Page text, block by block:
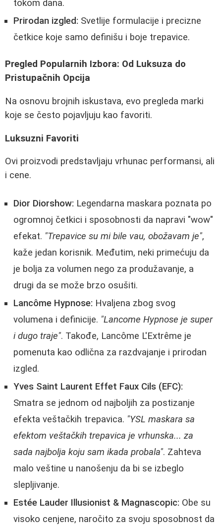
tokom dana.
Prirodan izgled: Svetlije formulacije i precizne
četkice koje samo definišu i boje trepavice.
Pregled Popularnih Izbora: Od Luksuza do
Pristupačnih Opcija
Na osnovu brojnih iskustava, evo pregleda marki
koje se često pojavljuju kao favoriti.
Luksuzni Favoriti
Ovi proizvodi predstavljaju vrhunac performansi, ali
i cene.
Dior Diorshow: Legendarna maskara poznata po
ogromnoj četkici i sposobnosti da napravi "wow"
efekat. "Trepavice su mi bile vau, obožavam je",
kaže jedan korisnik. Međutim, neki primećuju da
je bolja za volumen nego za produžavanje, a
drugi da se može brzo osušiti.
Lancôme Hypnose: Hvaljena zbog svog
volumena i definicije. "Lancome Hypnose je super
i dugo traje". Takođe, Lancôme L'Extrême je
pomenuta kao odlična za razdvajanje i prirodan
izgled.
Yves Saint Laurent Effet Faux Cils (EFC):
Smatra se jednom od najboljih za postizanje
efekta veštačkih trepavica. "YSL maskara sa
efektom veštačkih trepavica je vrhunska... za
sada najbolja koju sam ikada probala". Zahteva
malo veštine u nanošenju da bi se izbeglo
slepljivanje.
Estée Lauder Illusionist & Magnascopic: Obe su
visoko cenjene, naročito za svoju sposobnost da